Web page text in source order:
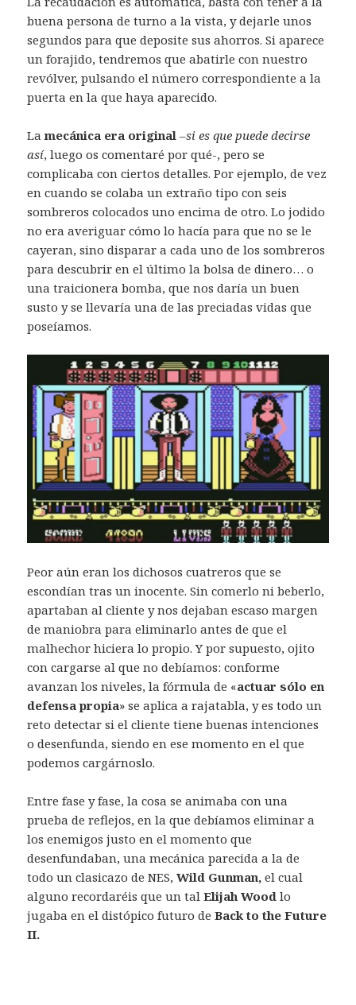
buena persona de turno a la vista, y dejarle unos
segundos para que deposite sus ahorros. Si aparece
un forajido, tendremos que abatirle con nuestro
revólver, pulsando el número correspondiente a la
puerta en la que haya aparecido.
Lamecánica era original–si es que puede decirse
así, luego os comentaré por qué-, pero se
complicaba con ciertos detalles. Por ejemplo, de vez
en cuando se colaba un extraño tipo con seis
sombreros colocados uno encima de otro. Lo jodido
no era averiguar cómo lo hacía para que no se le
cayeran, sino disparar a cada uno de los sombreros
para descubrir en el último la bolsa de dinero… o
una traicionera bomba, que nos daría un buen
susto y se llevaría una de las preciadas vidas que
poseíamos.
Peor aún eran los dichosos cuatreros que se
escondían tras un inocente. Sin comerlo ni beberlo,
apartaban al cliente y nos dejaban escaso margen
de maniobra para eliminarlo antes de que el
malhechor hiciera lo propio. Y por supuesto, ojito
con cargarse al que no debíamos: conforme
avanzan los niveles, la fórmula de «actuar sólo en
defensa propia» se aplica a rajatabla, y es todo un
reto detectar si el cliente tiene buenas intenciones
o desenfunda, siendo en ese momento en el que
podemos cargárnoslo.
Entre fase y fase, la cosa se animaba con una
prueba de reflejos, en la que debíamos eliminar a
los enemigos justo en el momento que
desenfundaban, una mecánica parecida a la de
todo un clasicazo de NES,Wild Gunman, el cual
alguno recordaréis que un talElijah Wood lo
jugaba en el distópico futuro deBack to the Future
II.